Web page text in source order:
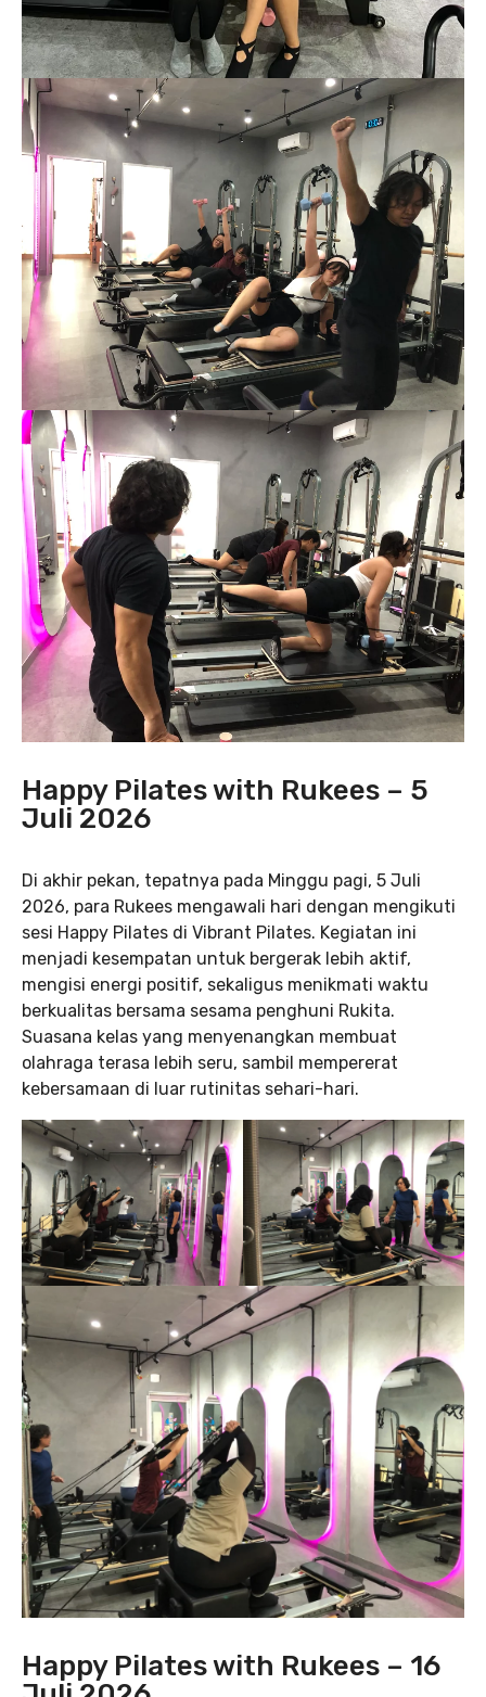
Happy Pilates with Rukees – 5
Juli 2026
Di akhir pekan, tepatnya pada Minggu pagi, 5 Juli
2026, para Rukees mengawali hari dengan mengikuti
sesi Happy Pilates di Vibrant Pilates. Kegiatan ini
menjadi kesempatan untuk bergerak lebih aktif,
mengisi energi positif, sekaligus menikmati waktu
berkualitas bersama sesama penghuni Rukita.
Suasana kelas yang menyenangkan membuat
olahraga terasa lebih seru, sambil mempererat
kebersamaan di luar rutinitas sehari-hari.
Happy Pilates with Rukees – 16